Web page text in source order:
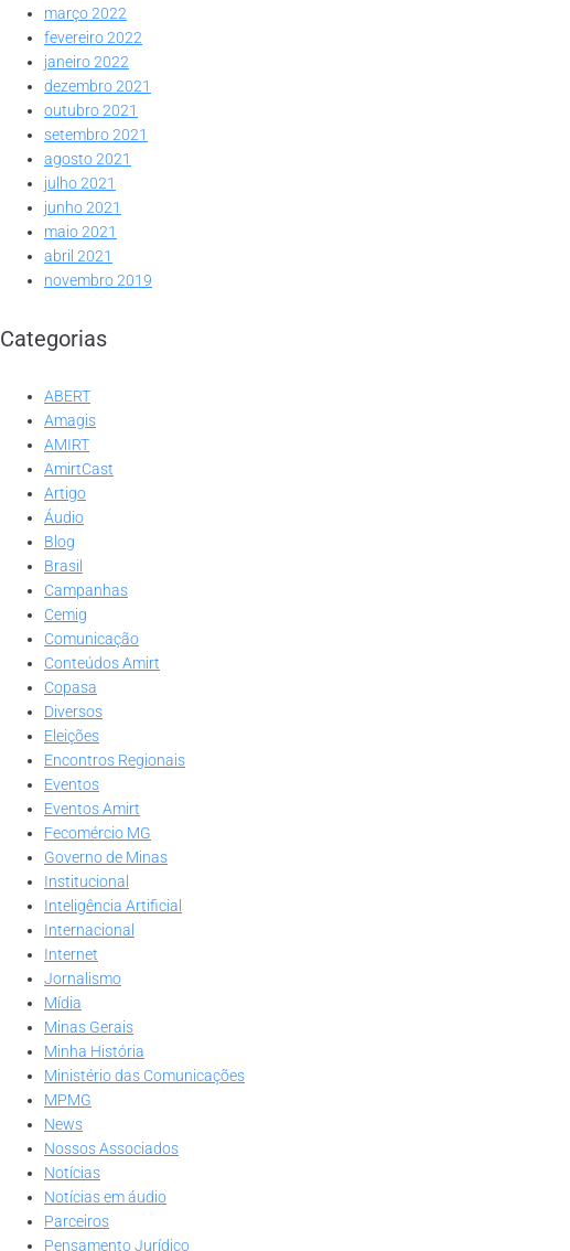
março 2022
fevereiro 2022
janeiro 2022
dezembro 2021
outubro 2021
setembro 2021
agosto 2021
julho 2021
junho 2021
maio 2021
abril 2021
novembro 2019
Categorias
ABERT
Amagis
AMIRT
AmirtCast
Artigo
Áudio
Blog
Brasil
Campanhas
Cemig
Comunicação
Conteúdos Amirt
Copasa
Diversos
Eleições
Encontros Regionais
Eventos
Eventos Amirt
Fecomércio MG
Governo de Minas
Institucional
Inteligência Artificial
Internacional
Internet
Jornalismo
Mídia
Minas Gerais
Minha História
Ministério das Comunicações
MPMG
News
Nossos Associados
Notícias
Notícias em áudio
Parceiros
Pensamento Jurídico